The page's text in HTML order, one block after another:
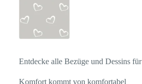
Entdecke alle Bezüge und Dessins
Komfort kommt von komfortabel